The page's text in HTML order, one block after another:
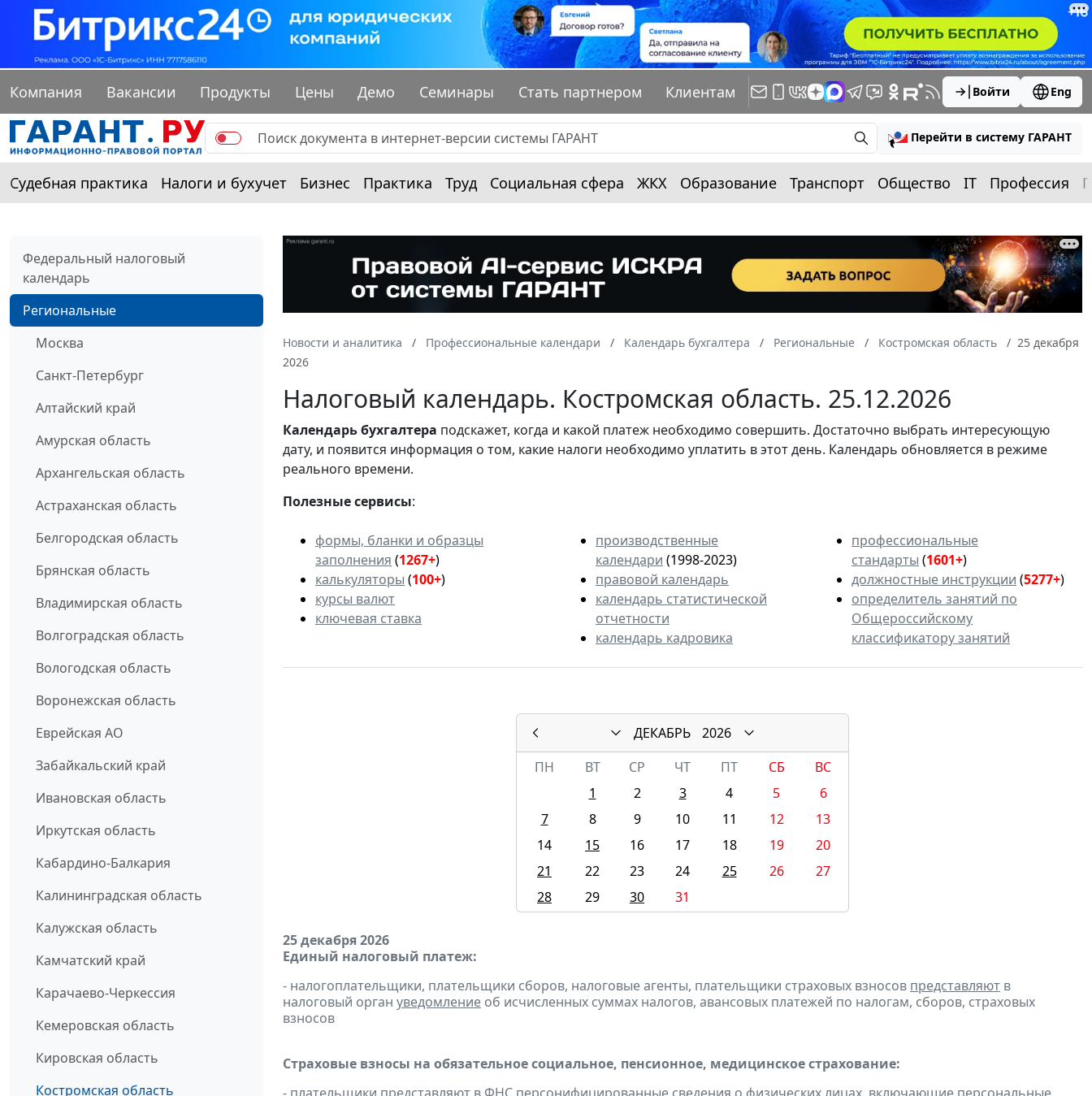
Компания Вакансии Продукты Цены Демо Семинары Стать партнером Клиентам Войти Eng
Перейти в систему ГАРАНТ
Судебная практика Налоги и бухучет Бизнес Практика Труд Социальная сфера ЖКХ Образование Транспорт Общество IT Профессия
Федеральный налоговый
календарь
Региональные
Москва
Санкт-Петербург
Алтайский край
Амурская область
Архангельская область
Астраханская область
Белгородская область
Брянская область
Владимирская область
Волгоградская область
Вологодская область
Воронежская область
Еврейская АО
Забайкальский край
Ивановская область
Иркутская область
Кабардино-Балкария
Калининградская область
Калужская область
Камчатский край
Карачаево-Черкессия
Кемеровская область
Кировская область
Костромская область
Новости и аналитика Профессиональные календари Календарь бухгалтера Региональные Костромская область
25 декабря
2026
Налоговый календарь. Костромская область. 25.12.2026
Календарьбухгалтера подскажет, когда и какой платеж необходимо совершить. Достаточно выбрать интересующую
дату, и появится информация о том, какие налоги необходимо уплатить в этот день. Календарь обновляется в режиме
реального времени.
Полезные сервисы:
формы, бланки и образцы
заполнения (1267+)
калькуляторы (100+)
курсы валют
ключевая ставка
производственные
календари (1998-2023)
правовой календарь
календарь статистической
отчетности
календарь кадровика
профессиональные
стандарты (1601+)
должностные инструкции (5277+)
определитель занятий по
Общероссийскому
классификатору занятий
ДЕКАБРЬ
2026
ПН
ВТ СР ЧТ ПТ СБ
ВС
1
2 3 4 5
6
7
8 9 10 11 12
13
14
15 16 17 18 19
20
21
22 23 24 25 26
27
28
29 30 31
25 декабря 2026
Единый налоговый платеж:
- налогоплательщики, плательщики сборов, налоговые агенты, плательщики страховых взносов представляют в
налоговый орган уведомление об исчисленных суммах налогов, авансовых платежей по налогам, сборов, страховых
взносов
Страховые взносы на обязательное социальное, пенсионное, медицинское страхование: